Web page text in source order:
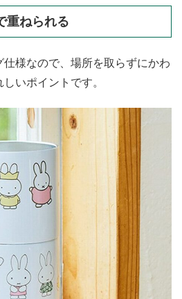
重ねられる
様なので、場所を取らずにかわ
いポイントです。